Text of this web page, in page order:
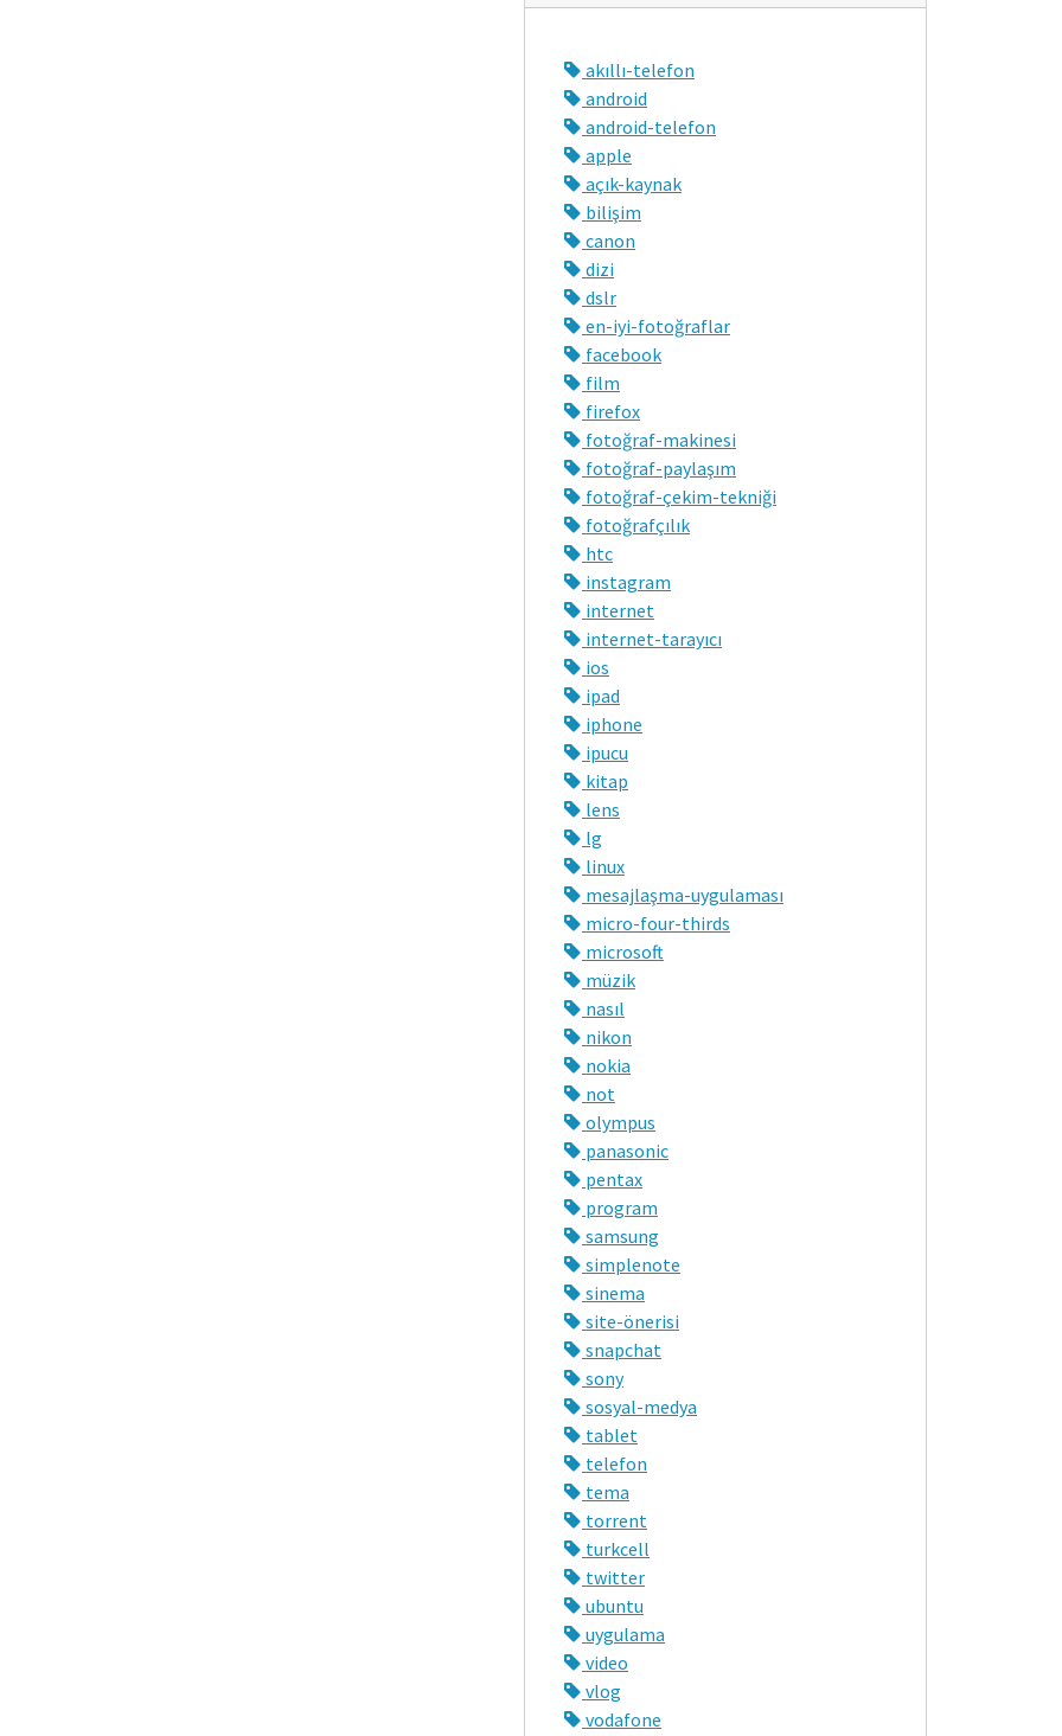
akıllı-telefon
android
android-telefon
apple
açık-kaynak
bilişim
canon
dizi
dslr
en-iyi-fotoğraflar
facebook
film
firefox
fotoğraf-makinesi
fotoğraf-paylaşım
fotoğraf-çekim-tekniği
fotoğrafçılık
htc
instagram
internet
internet-tarayıcı
ios
ipad
iphone
ipucu
kitap
lens
lg
linux
mesajlaşma-uygulaması
micro-four-thirds
microsoft
müzik
nasıl
nikon
nokia
not
olympus
panasonic
pentax
program
samsung
simplenote
sinema
site-önerisi
snapchat
sony
sosyal-medya
tablet
telefon
tema
torrent
turkcell
twitter
ubuntu
uygulama
video
vlog
vodafone